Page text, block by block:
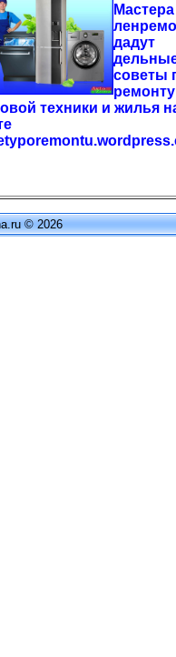
Мастера
дадут
советы
ремонту
техники и жилья
© 2026